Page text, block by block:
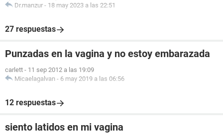
Dr.manzur - 18 may 2023 a las 22:51
27 respuestas
Punzadas en la vagina y no estoy embarazada
carlett - 11 sep 2012 a las 19:09
Micaelagalvan - 6 may 2019 a las 06:56
12 respuestas
siento latidos en mi vagina